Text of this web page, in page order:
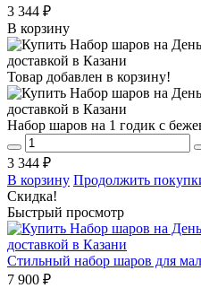
3 344 ₽
В корзину
Товар добавлен в корзину!
Набор шаров на 1 годик с
3 344 ₽
В корзину Продолжить
Скидка!
Быстрый просмотр
Стильный набор шаров для
7 900 ₽